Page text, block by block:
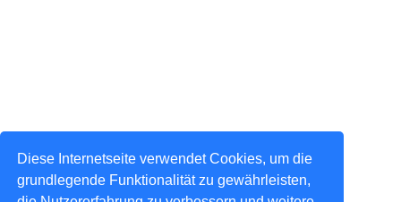
Diese Internetseite verwendet Cookies, um die
grundlegende Funktionalität zu gewährleisten,